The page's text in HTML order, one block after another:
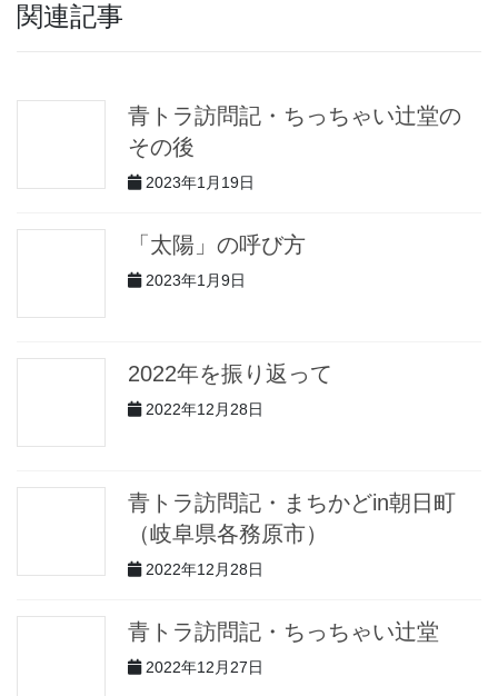
関連記事
青トラ訪問記・ちっちゃい辻堂の
その後
2023年1月19日
「太陽」の呼び方
2023年1月9日
2022年を振り返って
2022年12月28日
青トラ訪問記・まちかどin朝日町
（岐阜県各務原市）
2022年12月28日
青トラ訪問記・ちっちゃい辻堂
2022年12月27日